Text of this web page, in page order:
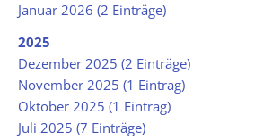
Januar 2026 (2 Einträge)
2025
Dezember 2025 (2 Einträge)
November 2025 (1 Eintrag)
Oktober 2025 (1 Eintrag)
Juli 2025 (7 Einträge)